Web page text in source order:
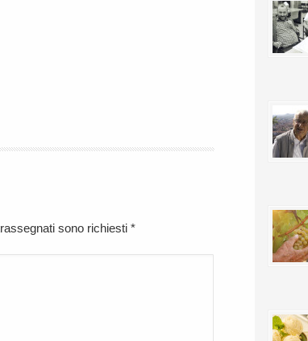
sono richiesti *